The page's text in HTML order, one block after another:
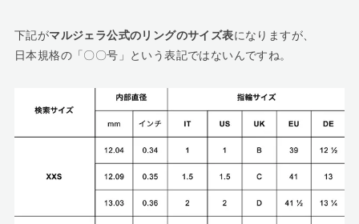
下記がマルジェラ公式のリングのサイズ表になりますが、
日本規格の「〇〇号」という表記ではないんですね。